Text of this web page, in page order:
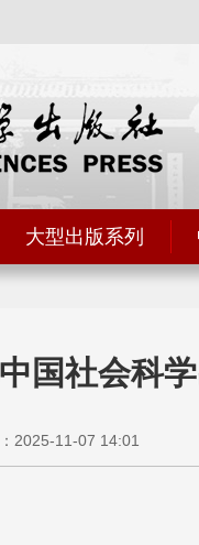
大型出版系列
国社会科
2025-11-07 14:01